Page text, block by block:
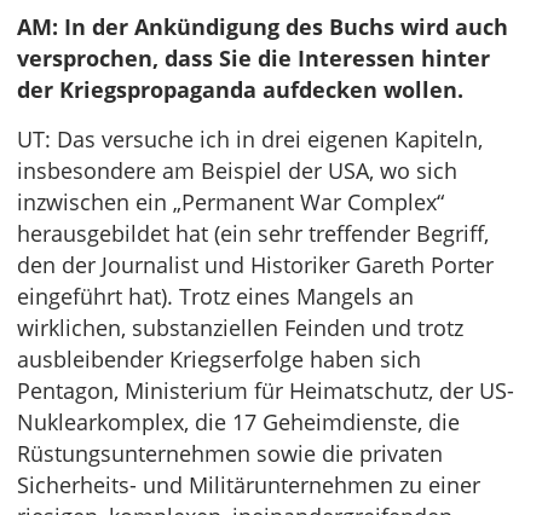
AM: In der Ankündigung des Buchs wird auch
versprochen, dass Sie die Interessen hinter
der Kriegspropaganda aufdecken wollen.
UT: Das versuche ich in drei eigenen Kapiteln,
insbesondere am Beispiel der USA, wo sich
inzwischen ein „Permanent War Complex“
herausgebildet hat (ein sehr treffender Begriff,
den der Journalist und Historiker Gareth Porter
eingeführt hat). Trotz eines Mangels an
wirklichen, substanziellen Feinden und trotz
ausbleibender Kriegserfolge haben sich
Pentagon, Ministerium für Heimatschutz, der US-
Nuklearkomplex, die 17 Geheimdienste, die
Rüstungsunternehmen sowie die privaten
Sicherheits- und Militärunternehmen zu einer